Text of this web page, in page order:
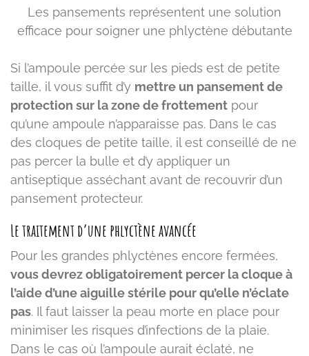
Les pansements représentent une solution
efficace pour soigner une phlyctène débutante
Si l’ampoule percée sur les pieds est de petite
taille, il vous suffit d’y mettre un pansement de
protection sur la zone de frottement pour
qu’une ampoule n’apparaisse pas. Dans le cas
des cloques de petite taille, il est conseillé de ne
pas percer la bulle et d’y appliquer un
antiseptique asséchant avant de recouvrir d’un
pansement protecteur.
Le traitement d’une phlyctène avancée
Pour les grandes phlyctènes encore fermées,
vous devrez obligatoirement percer la cloque à
l’aide d’une aiguille stérile pour qu’elle n’éclate
pas. Il faut laisser la peau morte en place pour
minimiser les risques d’infections de la plaie.
Dans le cas où l’ampoule aurait éclaté, ne